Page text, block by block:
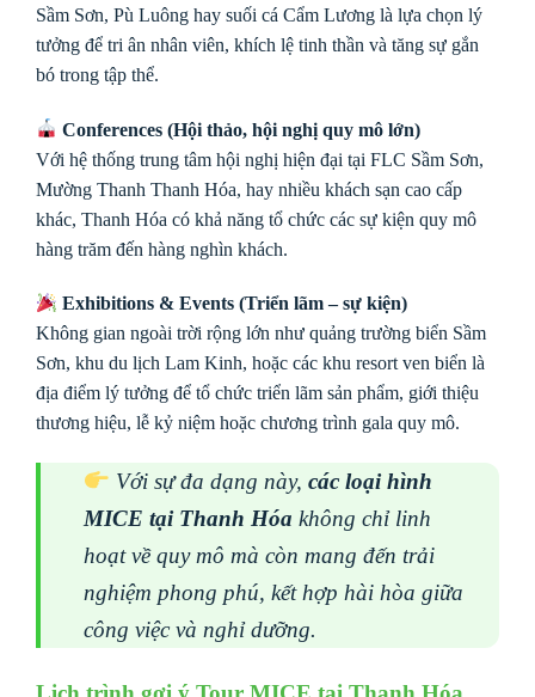
Sầm Sơn, Pù Luông hay suối cá Cẩm Lương là lựa chọn lý
tưởng để tri ân nhân viên, khích lệ tinh thần và tăng sự gắn
bó trong tập thể.
Conferences (Hội thảo, hội nghị quy mô lớn)
Với hệ thống trung tâm hội nghị hiện đại tại FLC Sầm Sơn,
Mường Thanh Thanh Hóa, hay nhiều khách sạn cao cấp
khác, Thanh Hóa có khả năng tổ chức các sự kiện quy mô
hàng trăm đến hàng nghìn khách.
Exhibitions & Events (Triển lãm – sự kiện)
Không gian ngoài trời rộng lớn như quảng trường biển Sầm
Sơn, khu du lịch Lam Kinh, hoặc các khu resort ven biển là
địa điểm lý tưởng để tổ chức triển lãm sản phẩm, giới thiệu
thương hiệu, lễ kỷ niệm hoặc chương trình gala quy mô.
Với sự đa dạng này, các loại hình
MICE tại Thanh Hóa không chỉ linh
hoạt về quy mô mà còn mang đến trải
nghiệm phong phú, kết hợp hài hòa giữa
công việc và nghỉ dưỡng.